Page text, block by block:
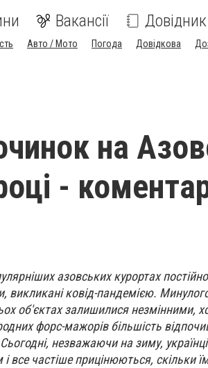
Вакансії Довідник
Авто / Мото Погода Довідкова
на
-
азовських курортах
викликані ковід-пандемією.
об'єктах залишилися незмінними,
форс-мажорів більшість
незважаючи на зиму,
все частіше прицінюються, скільки